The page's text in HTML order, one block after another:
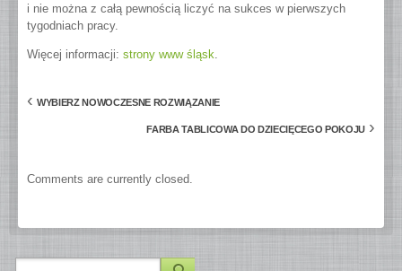
i nie można z całą pewnością liczyć na sukces w pierwszych
tygodniach pracy.
Więcej informacji: strony www śląsk.
‹ WYBIERZ NOWOCZESNE ROZWIĄZANIE
FARBA TABLICOWA DO DZIECIĘCEGO POKOJU ›
Comments are currently closed.